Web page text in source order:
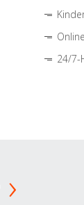
24/7-